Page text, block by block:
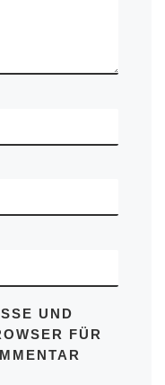
UND
FÜR